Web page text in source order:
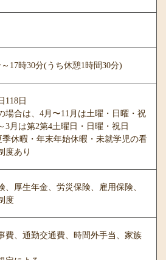
17時30分(うち休憩1時間30分)
118日
場合は、4月〜11月は土曜・日曜・祝
3月は第2第4土曜日・日曜・祝日
季休暇・年末年始休暇・未就学児の看
度あり
、厚生年金、労災保険、雇用保険、
度
費、通勤交通費、時間外手当、家族